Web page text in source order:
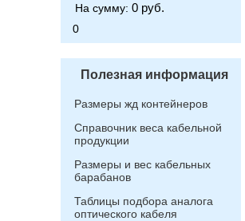
На сумму: 0 руб.
0
Полезная информация
Размеры жд контейнеров
Справочник веса кабельной
продукции
Размеры и вес кабельных
барабанов
Таблицы подбора аналога
оптического кабеля